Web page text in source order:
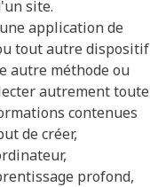
site.
application de
tout autre dispositif
autre méthode ou
autrement toute
contenues
de créer,
profond,